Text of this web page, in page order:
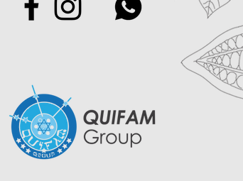
sanguínea y
producción de
energía y satisface
cuando se
es ideal para un
mejora la salud